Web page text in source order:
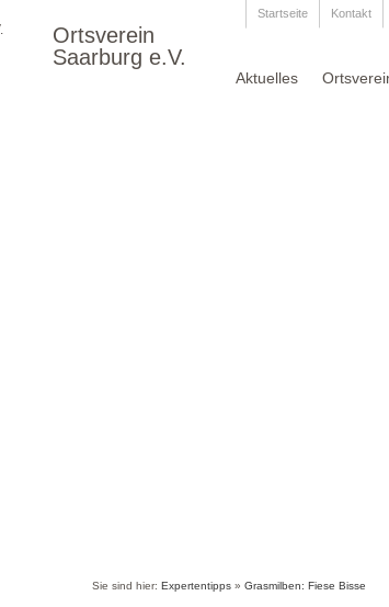
Ortsverein
Saarburg e.V.
Startseite Kontakt
Aktuelles
Sie sind hier:Expertentipps »Grasmilben: Fiese Bisse